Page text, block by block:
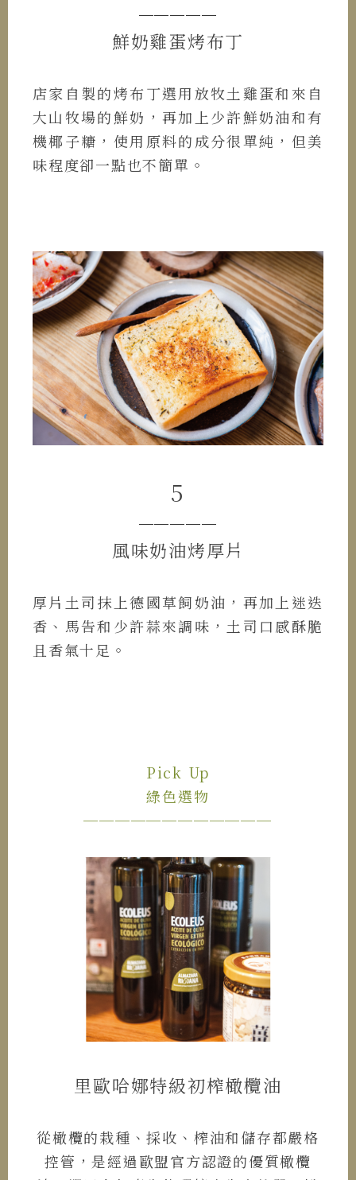
─────
鮮奶雞蛋烤布丁
店家自製的烤布丁選用放牧土雞蛋和來自
大山牧場的鮮奶，再加上少許鮮奶油和有
機椰子糖，使用原料的成分很單純，但美
味程度卻一點也不簡單。
5
─────
風味奶油烤厚片
厚片土司抹上德國草飼奶油，再加上迷迭
香、馬告和少許蒜來調味，土司口感酥脆
且香氣十足。
Pick Up
綠色選物
────────────
里歐哈娜特級初榨橄欖油
從橄欖的栽種、採收、榨油和儲存都嚴格
控管，是經過歐盟官方認證的優質橄欖